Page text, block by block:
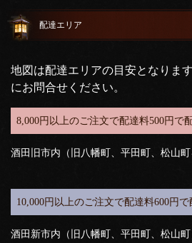
配達エリア
地図は配達エリアの目安となりま
にお問合せください。
8,000円以上のご注文で配達料500円で
酒田旧市内（旧八幡町、平田町、松山町
10,000円以上のご注文で配達料600円
酒田新市内（旧八幡町、平田町、松山町